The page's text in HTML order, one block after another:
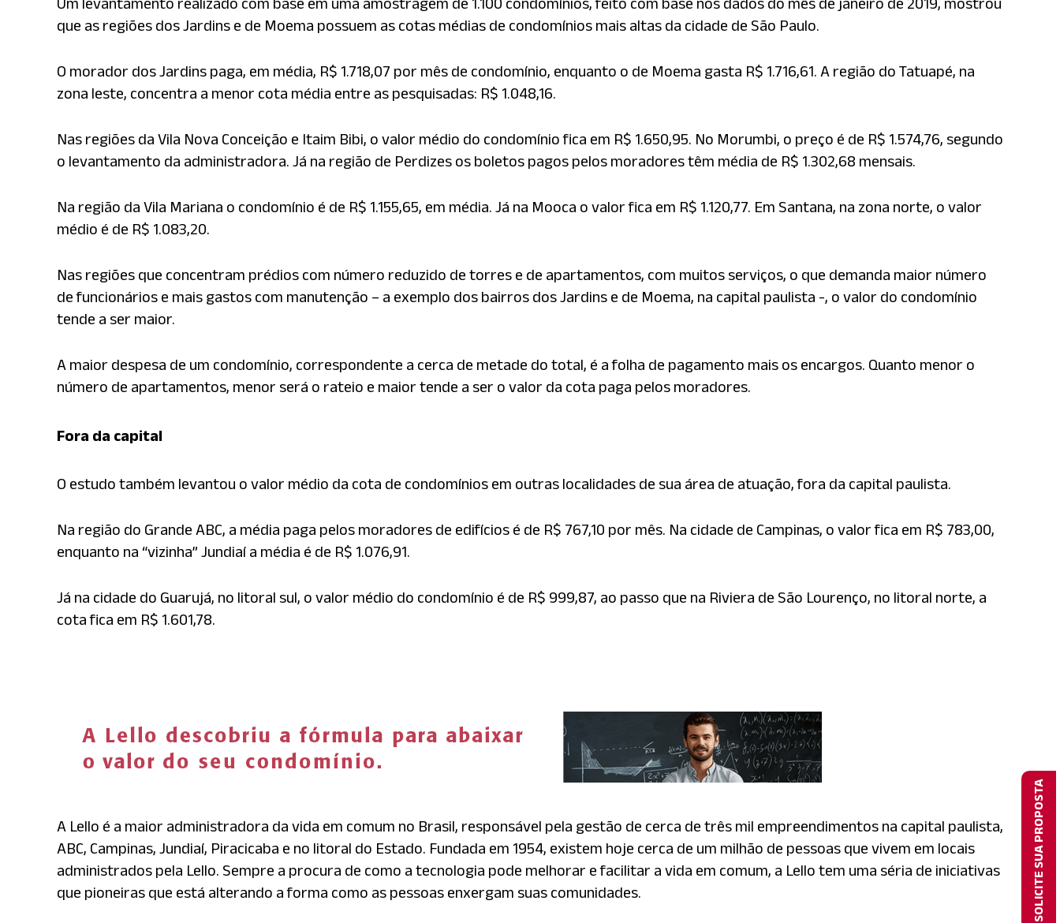
Um levantamento realizado com base em uma amostragem de 1.100 condomínios, feito com base nos dados do mês de janeiro de 2019, mostrou
que as regiões dos Jardins e de Moema possuem as cotas médias de condomínios mais altas da cidade de São Paulo.
O morador dos Jardins paga, em média, R$ 1.718,07 por mês de condomínio, enquanto o de Moema gasta R$ 1.716,61. A região do Tatuapé, na
zona leste, concentra a menor cota média entre as pesquisadas: R$ 1.048,16.
Nas regiões da Vila Nova Conceição e Itaim Bibi, o valor médio do condomínio fica em R$ 1.650,95. No Morumbi, o preço é de R$ 1.574,76, segundo
o levantamento da administradora. Já na região de Perdizes os boletos pagos pelos moradores têm média de R$ 1.302,68 mensais.
Na região da Vila Mariana o condomínio é de R$ 1.155,65, em média. Já na Mooca o valor fica em R$ 1.120,77. Em Santana, na zona norte, o valor
médio é de R$ 1.083,20.
Nas regiões que concentram prédios com número reduzido de torres e de apartamentos, com muitos serviços, o que demanda maior número
de funcionários e mais gastos com manutenção – a exemplo dos bairros dos Jardins e de Moema, na capital paulista -, o valor do condomínio
tende a ser maior.
A maior despesa de um condomínio, correspondente a cerca de metade do total, é a folha de pagamento mais os encargos. Quanto menor o
número de apartamentos, menor será o rateio e maior tende a ser o valor da cota paga pelos moradores.
Fora da capital
O estudo também levantou o valor médio da cota de condomínios em outras localidades de sua área de atuação, fora da capital paulista.
Na região do Grande ABC, a média paga pelos moradores de edifícios é de R$ 767,10 por mês. Na cidade de Campinas, o valor fica em R$ 783,00,
enquanto na “vizinha” Jundiaí a média é de R$ 1.076,91.
Já na cidade do Guarujá, no litoral sul, o valor médio do condomínio é de R$ 999,87, ao passo que na Riviera de São Lourenço, no litoral norte, a
cota fica em R$ 1.601,78.
A Lello é a maior administradora da vida em comum no Brasil, responsável pela gestão de cerca de três mil empreendimentos na capital paulista,
ABC, Campinas, Jundiaí, Piracicaba e no litoral do Estado. Fundada em 1954, existem hoje cerca de um milhão de pessoas que vivem em locais
administrados pela Lello. Sempre a procura de como a tecnologia pode melhorar e facilitar a vida em comum, a Lello tem uma séria de iniciativas
que pioneiras que está alterando a forma como as pessoas enxergam suas comunidades.
SOLICITE SUA PROPOSTA